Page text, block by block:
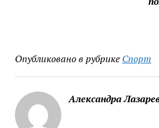
Опубликовано в рубрике Спорт
Александра